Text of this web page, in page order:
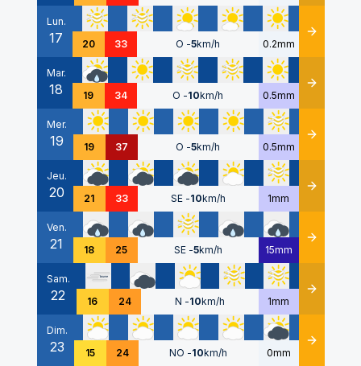
Lun.
17 20 33 O -5km/h 0.2mm Détails
Mar.
18 19 34 O -10km/h 0.5mm Détails
Mer.
19 19 37 O -5km/h 0.5mm Détails
Jeu.
20 21 33 SE -10km/h 1mm Détails
Ven.
21 18 25 SE -5km/h 15mm Détails
Sam.
22 16 24 N -10km/h 1mm Détails
Dim.
23 15 24 NO -10km/h 0mm Détails